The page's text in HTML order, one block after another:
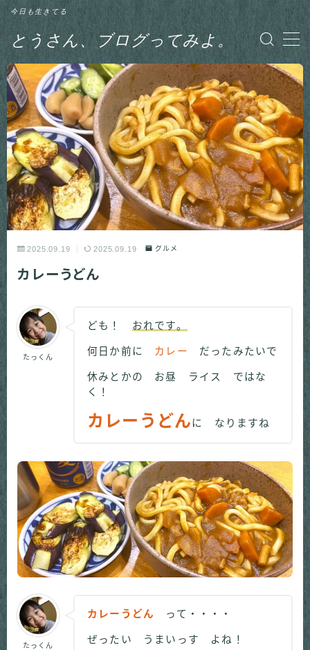
とうさん、ブログってみよ。
今日も生きてる
MENU
グルメ
日記
釣り
2025.09.19 2025.09.19 グルメ
カレーうどん
たっくん
ども！ おれです。
何日か前に カレー だったみたいで
休みとかの お昼 ライス ではな
く！
カレーうどんに なりますね
たっくん
カレーうどん って・・・・
ぜったい うまいっす よね！